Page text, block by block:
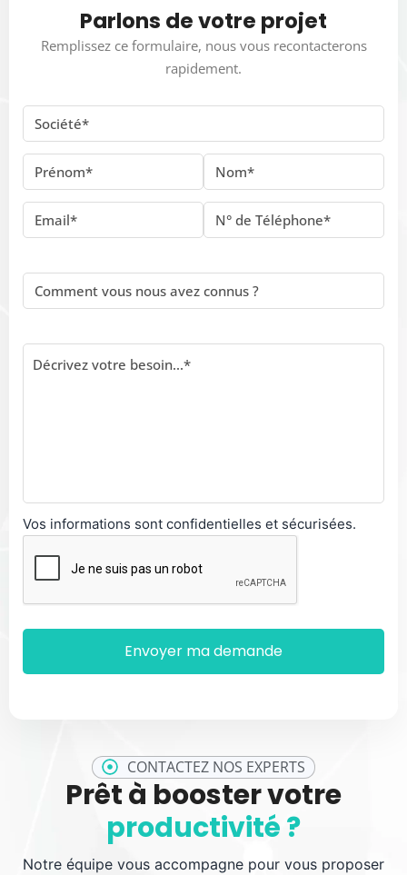
CONTACTEZ NOS EXPERTS
Prêt à booster votre
productivité ?
Notre équipe vous accompagne pour vous proposer
Parlons de votre projet
Remplissez ce formulaire, nous vous recontacterons
rapidement.
Vos informations sont confidentielles et sécurisées.